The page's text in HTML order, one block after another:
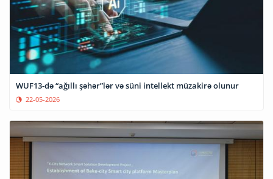
WUF13-də “ağıllı şəhər”lər və süni intellekt müzakirə olunur
22-05-2026